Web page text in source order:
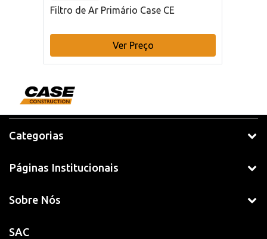
Filtro de Ar Primário Case CE
Ver Preço
Categorias
Páginas Institucionais
Sobre Nós
SAC